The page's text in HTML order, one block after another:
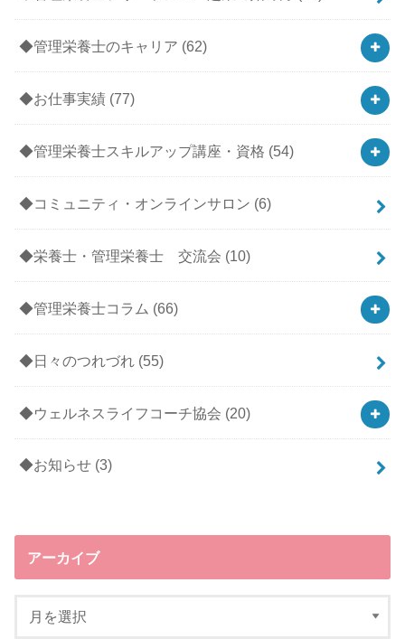
◆管理栄養士のキャリア (62)
◆お仕事実績 (77)
◆管理栄養士スキルアップ講座・資格 (54)
◆コミュニティ・オンラインサロン (6)
◆栄養士・管理栄養士 交流会 (10)
◆管理栄養士コラム (66)
◆日々のつれづれ (55)
◆ウェルネスライフコーチ協会 (20)
◆お知らせ (3)
アーカイブ